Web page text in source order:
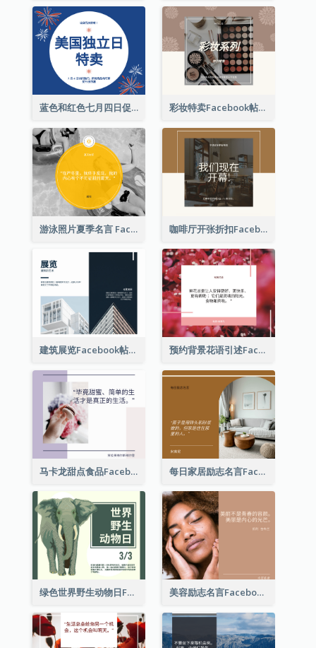
蓝色和红色七月四日促销 Facebook 帖子 彩妆特卖Facebook帖子
游泳照片夏季名言 Facebook 帖子 咖啡厅开张折扣Facebook帖子
建筑展览Facebook帖子 预约背景花语引述Facebook帖子
马卡龙甜点食品Facebook帖子 每日家居励志名言Facebook帖子
绿色世界野生动物日Facebook帖子 美容励志名言Facebook帖子